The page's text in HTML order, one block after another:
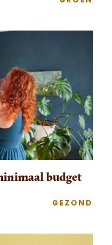
budget
GEZOND